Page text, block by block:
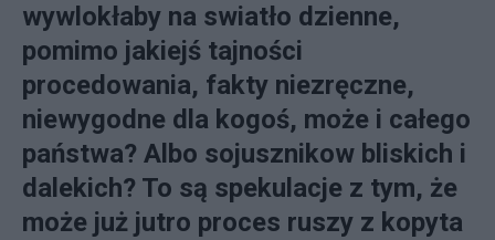
wywlokłaby na swiatło dzienne,
pomimo jakiejś tajności
procedowania, fakty niezręczne,
niewygodne dla kogoś, może i całego
państwa? Albo sojusznikow bliskich i
dalekich? To są spekulacje z tym, że
może już jutro proces ruszy z kopyta